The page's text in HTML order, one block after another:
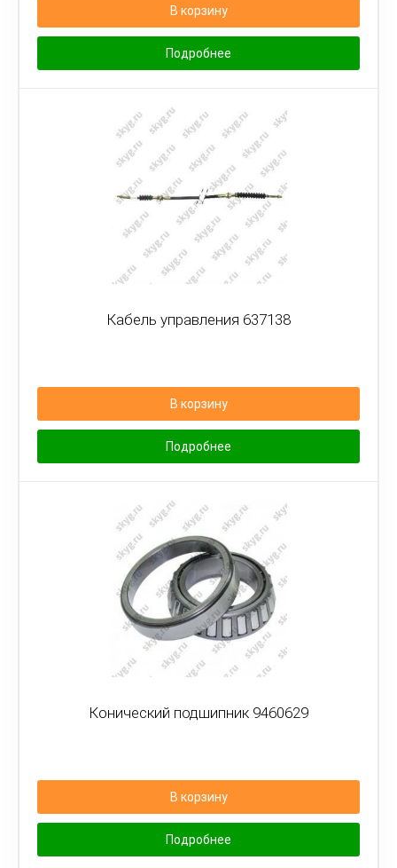
В корзину
Подробнее
Кабель управления 637138
В корзину
Подробнее
Конический подшипник 9460629
В корзину
Подробнее